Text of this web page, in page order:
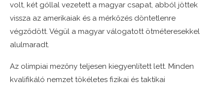
volt, két góllal vezetett a magyar csapat, abból jöttek
vissza az amerikaiak és a mérkőzés döntetlenre
végződött. Végül a magyar válogatott ötméteresekkel
alulmaradt.
Az olimpiai mezőny teljesen kiegyenlített lett. Minden
kvalifikáló nemzet tökéletes fizikai és taktikai